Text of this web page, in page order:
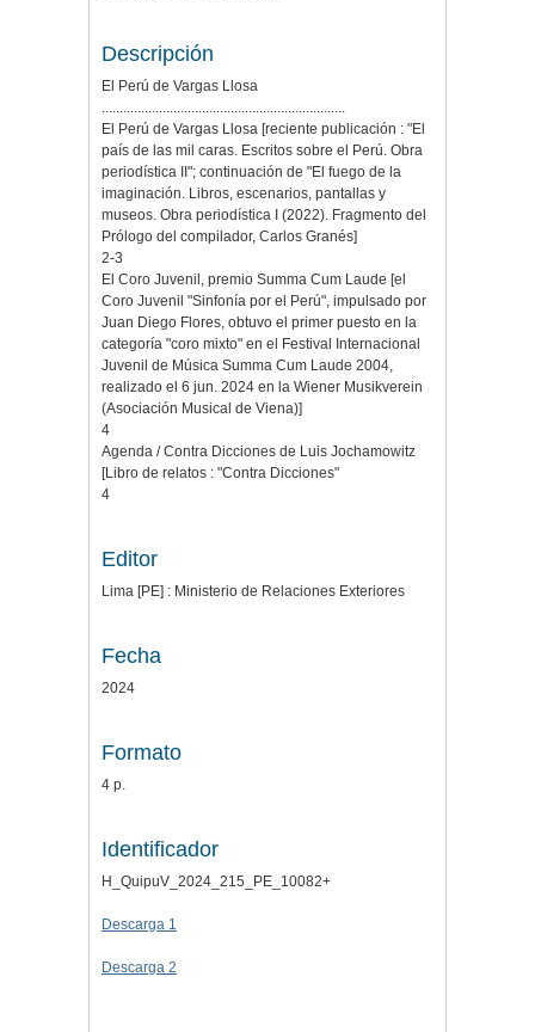
Descripción
El Perú de Vargas Llosa
....................................................................
El Perú de Vargas Llosa [reciente publicación : "El
país de las mil caras. Escritos sobre el Perú. Obra
periodística II"; continuación de "El fuego de la
imaginación. Libros, escenarios, pantallas y
museos. Obra periodística I (2022). Fragmento del
Prólogo del compilador, Carlos Granés]
2-3
El Coro Juvenil, premio Summa Cum Laude [el
Coro Juvenil "Sinfonía por el Perú", impulsado por
Juan Diego Flores, obtuvo el primer puesto en la
categoría "coro mixto" en el Festival Internacional
Juvenil de Música Summa Cum Laude 2004,
realizado el 6 jun. 2024 en la Wiener Musikverein
(Asociación Musical de Viena)]
4
Agenda / Contra Dicciones de Luis Jochamowitz
[Libro de relatos : "Contra Dicciones"
4
Editor
Lima [PE] : Ministerio de Relaciones Exteriores
Fecha
2024
Formato
4 p.
Identificador
H_QuipuV_2024_215_PE_10082+
Descarga 1
Descarga 2